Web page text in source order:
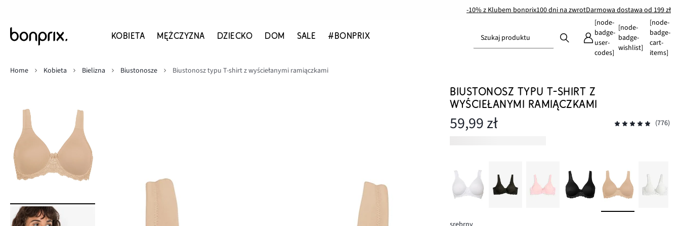
-10% z Klubem bonprix100 dni na zwrotDarmowa dostawa od 199 zł
KOBIETA MĘŻCZYZNA DZIECKO DOM SALE #BONPRIX Szukaj produktu
[node-
badge-
user-
codes]
[node-
badge-
wishlist]
[node-
badge-
cart-
items]
Home
Kobieta Bielizna Biustonosze Biustonosz typu T-shirt z wyściełanymi ramiączkami
BIUSTONOSZ TYPU T-SHIRT Z
WYŚCIEŁANYMI RAMIĄCZKAMI
59,99 zł (776)